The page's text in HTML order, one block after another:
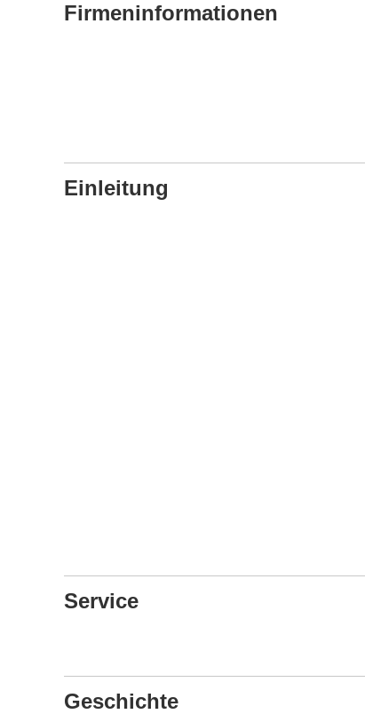
Firmeninformationen
Einleitung
Service
Geschichte